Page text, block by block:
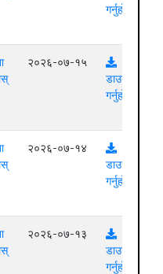
गर्नुहोस्
२०२६-०७-१५
डाउनलोड
गर्नुहोस्
२०२६-०७-१४
डाउनलोड
गर्नुहोस्
२०२६-०७-१३
डाउनलोड
गर्नुहोस्